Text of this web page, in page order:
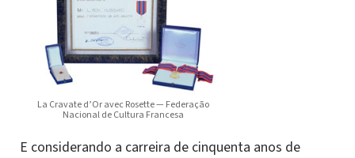
La Cravate d’Or avec Rosette — Federação
Nacional de Cultura Francesa
E considerando a carreira de cinquenta anos de